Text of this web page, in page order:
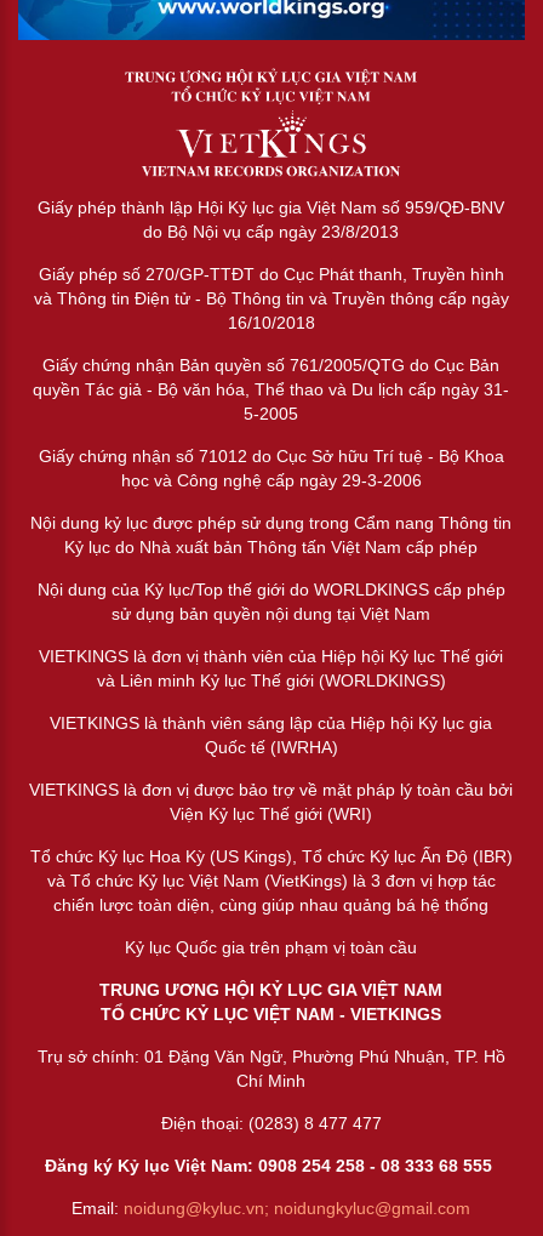
Giấy phép thành lập Hội Kỷ lục gia Việt Nam số 959/QĐ-BNV
do Bộ Nội vụ cấp ngày 23/8/2013
Giấy phép số 270/GP-TTĐT do Cục Phát thanh, Truyền hình
và Thông tin Điện tử - Bộ Thông tin và Truyền thông cấp ngày
16/10/2018
Giấy chứng nhận Bản quyền số 761/2005/QTG do Cục Bản
quyền Tác giả - Bộ văn hóa, Thể thao và Du lịch cấp ngày 31-
5-2005
Giấy chứng nhận số 71012 do Cục Sở hữu Trí tuệ - Bộ Khoa
học và Công nghệ cấp ngày 29-3-2006
Nội dung kỷ lục được phép sử dụng trong Cẩm nang Thông tin
Kỷ lục do Nhà xuất bản Thông tấn Việt Nam cấp phép
Nội dung của Kỷ lục/Top thế giới do WORLDKINGS cấp phép
sử dụng bản quyền nội dung tại Việt Nam
VIETKINGS là đơn vị thành viên của Hiệp hội Kỷ lục Thế giới
và Liên minh Kỷ lục Thế giới (WORLDKINGS)
VIETKINGS là thành viên sáng lập của Hiệp hội Kỷ lục gia
Quốc tế (IWRHA)
VIETKINGS là đơn vị được bảo trợ về mặt pháp lý toàn cầu bởi
Viện Kỷ lục Thế giới (WRI)
Tổ chức Kỷ lục Hoa Kỳ (US Kings), Tổ chức Kỷ lục Ấn Độ (IBR)
và Tổ chức Kỷ lục Việt Nam (VietKings) là 3 đơn vị hợp tác
chiến lược toàn diện, cùng giúp nhau quảng bá hệ thống
Kỷ lục Quốc gia trên phạm vị toàn cầu
TRUNG ƯƠNG HỘI KỶ LỤC GIA VIỆT NAM
TỔ CHỨC KỶ LỤC VIỆT NAM - VIETKINGS
Trụ sở chính: 01 Đặng Văn Ngữ, Phường Phú Nhuận, TP. Hồ
Chí Minh
Điện thoại: (0283) 8 477 477
Đăng ký Kỷ lục Việt Nam: 0908 254 258 -08 333 68 555
Email: noidung@kyluc.vn; noidungkyluc@gmail.com